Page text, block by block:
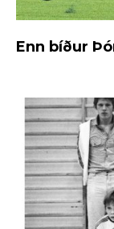
Enn bíður